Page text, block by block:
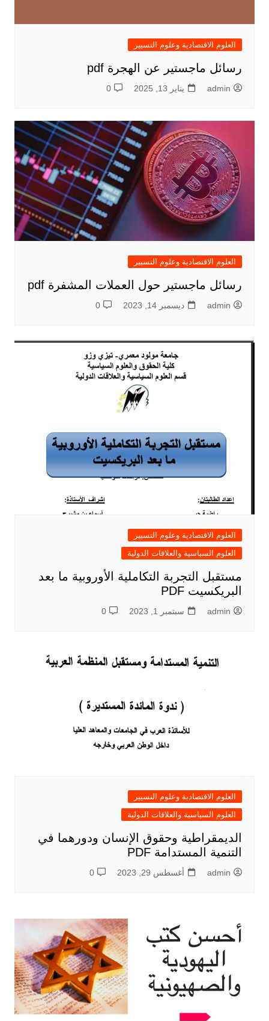
العلوم الاقتصادية وعلوم التسيير
رسائل ماجستير عن الهجرة pdf
admin يناير 13, 2025 0
العلوم الاقتصادية وعلوم التسيير
رسائل ماجستير حول العملات المشفرة pdf
admin ديسمبر 14, 2023 0
العلوم الاقتصادية وعلوم التسيير
العلوم السياسية والعلاقات الدولية
مستقبل التجربة التكاملية الأوروبية ما بعد
البريكسيت PDF
admin سبتمبر 1, 2023 0
العلوم الاقتصادية وعلوم التسيير
العلوم السياسية والعلاقات الدولية
الديمقراطية وحقوق الإنسان ودورهما في
التنمية المستدامة PDF
admin أغسطس 29, 2023 0